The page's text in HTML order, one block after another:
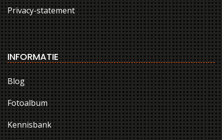
Privacy-statement
INFORMATIE
Blog
Fotoalbum
Kennisbank